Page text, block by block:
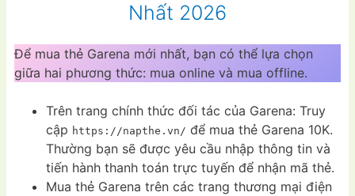
Nhất 2026
Để mua thẻ Garena mới nhất, bạn có thể lựa chọn
giữa hai phương thức: mua online và mua offline.
Trên trang chính thức đối tác của Garena: Truy
cập https://napthe.vn/ để mua thẻ Garena 10K.
Thường bạn sẽ được yêu cầu nhập thông tin và
tiến hành thanh toán trực tuyến để nhận mã thẻ.
Mua thẻ Garena trên các trang thương mại điện